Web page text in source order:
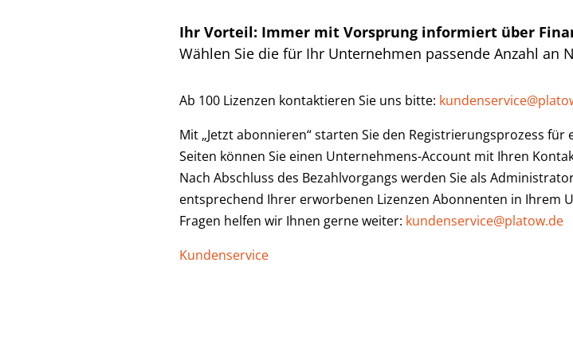
Ihr Vorteil: Immer mit Vorsprung informiert über
Wählen Sie die für Ihr Unternehmen passende Anzahl an
Ab 100 Lizenzen kontaktieren Sie uns bitte:
Mit „Jetzt abonnieren“ starten Sie den Registrierungsprozess
Seiten können Sie einen Unternehmens-Account mit Ihren
Nach Abschluss des Bezahlvorgangs werden Sie als
entsprechend Ihrer erworbenen Lizenzen Abonnenten in Ihrem
Fragen helfen wir Ihnen gerne weiter: kundenservice@platow.de
Kundenservice